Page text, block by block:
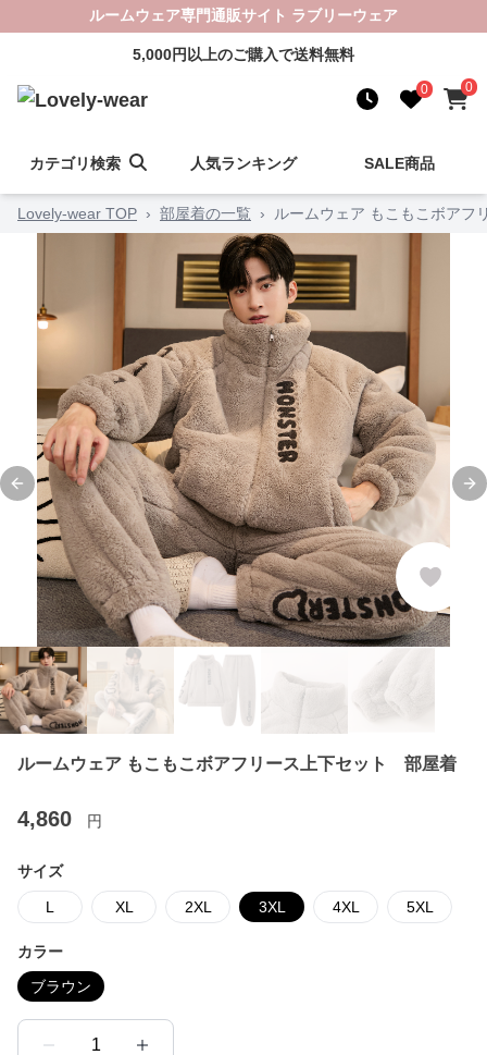
ルームウェア専門通販サイト ラブリーウェア
5,000円以上のご購入で送料無料
0 0
カテゴリ検索 人気ランキング SALE商品
Lovely-wear TOP › 部屋着の一覧 › ルームウェア もこもこボア
Previous slide
ルームウェア もこもこボアフリース上下セット 部屋着
4,860 円
サイズ
L XL 2XL 3XL 4XL 5XL
カラー
ブラウン
1